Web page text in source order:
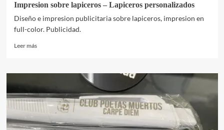
Impresion sobre lapiceros – Lapiceros personalizados
Diseño e impresion publicitaria sobre lapiceros, impresion en
full-color. Publicidad.
Leer másLeer
Impresion
lapiceros
–
Lapiceros
personalizados